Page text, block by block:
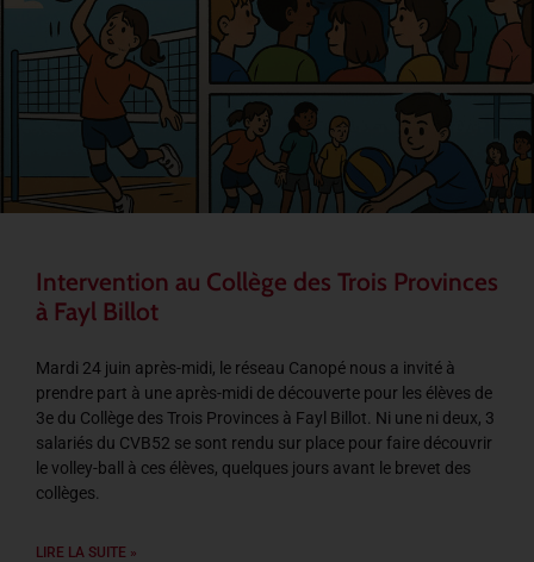
Intervention au Collège des Trois Provinces
à Fayl Billot
Mardi 24 juin après-midi, le réseau Canopé nous a invité à
prendre part à une après-midi de découverte pour les élèves de
3e du Collège des Trois Provinces à Fayl Billot. Ni une ni deux, 3
salariés du CVB52 se sont rendu sur place pour faire découvrir
le volley-ball à ces élèves, quelques jours avant le brevet des
collèges.
LIRE LA SUITE »